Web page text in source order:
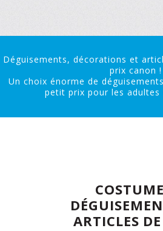
Déguisements, décorations et
prix canon !
Un choix énorme de
petit prix pour les adultes
ARTICLES